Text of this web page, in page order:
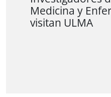
Medicina y
visitan ULMA